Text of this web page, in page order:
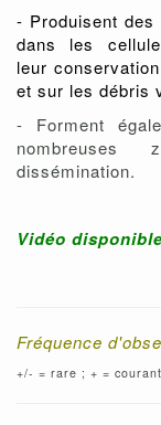
- Produisent des
dans les
leur
et sur les débris
- Forment
nombreuses
dissémination.
Vidéo
Fréquence
+/- = rare ; + =